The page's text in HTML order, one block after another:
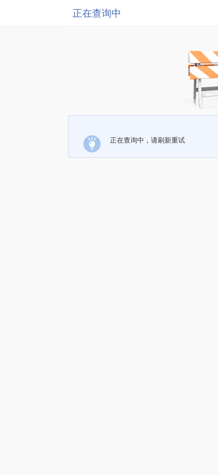
正在查询中
正在查询中，请刷新重试